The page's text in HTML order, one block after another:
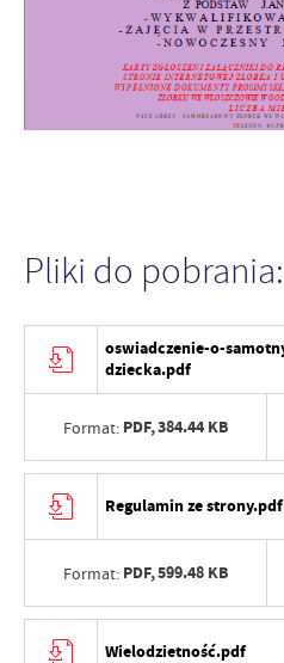
Pliki do pobrania:
oswiadczenie-o-
dziecka.pdf
Format: PDF,384.44 KB
Regulamin ze strony.pdf
Format: PDF,599.48 KB
Wielodzietność.pdf